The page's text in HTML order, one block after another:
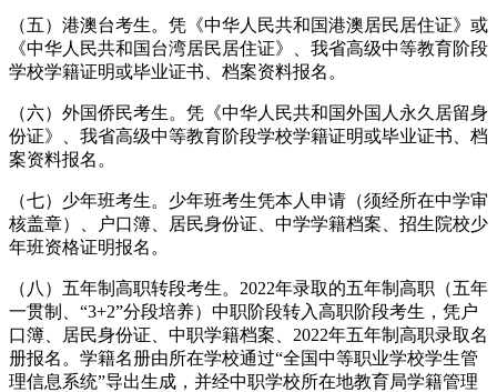
（五）港澳台考生。凭《中华人民共和国港澳居民居住证》或
《中华人民共和国台湾居民居住证》、我省高级中等教育阶段
学校学籍证明或毕业证书、档案资料报名。
（六）外国侨民考生。凭《中华人民共和国外国人永久居留身
份证》、我省高级中等教育阶段学校学籍证明或毕业证书、档
案资料报名。
（七）少年班考生。少年班考生凭本人申请（须经所在中学审
核盖章）、户口簿、居民身份证、中学学籍档案、招生院校少
年班资格证明报名。
（八）五年制高职转段考生。2022年录取的五年制高职（五年
一贯制、“3+2”分段培养）中职阶段转入高职阶段考生，凭户
口簿、居民身份证、中职学籍档案、2022年五年制高职录取名
册报名。学籍名册由所在学校通过“全国中等职业学校学生管
理信息系统”导出生成，并经中职学校所在地教育局学籍管理